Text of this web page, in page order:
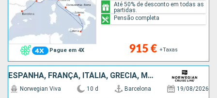
Pague em 4X 915 € +Taxas
Até 50% de desconto em todas as
partidas.
Pensão completa
ESPANHA, FRANÇA, ITÁLIA, GRÉCIA, MONTENEGRO, CROÁCIA
Norwegian Viva 10 d Barcelona 19/08/2026